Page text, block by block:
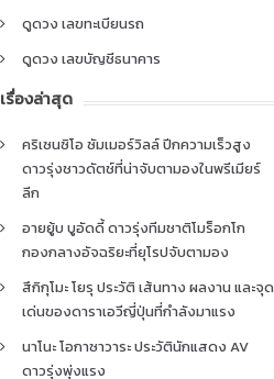
ดูดวง เลขทะเบียนรถ
ดูดวง เลขบัญชีธนาคาร
เรื่องล่าสุด
คริเซนซิโอ ซัมเมอร์วิลล์ ปีกความเร็วสูง
ดาวรุ่งชาวดัตช์ที่น่าจับตามองในพรีเมียร์
ลีก
อายยู้บ บูอัดดี้ ดาวรุ่งทีมชาติโมร็อกโก
กองกลางอัจฉริยะที่ยุโรปจับตามอง
สึกิกุโมะ โยรุ ประวัติ เส้นทาง ผลงาน และจุด
เด่นของดาราเอวีญี่ปุ่นที่กำลังมาแรง
นาโนะ โอกาซาวาระ ประวัตินักแสดง AV
ดาวรุ่งพุ่งแรง